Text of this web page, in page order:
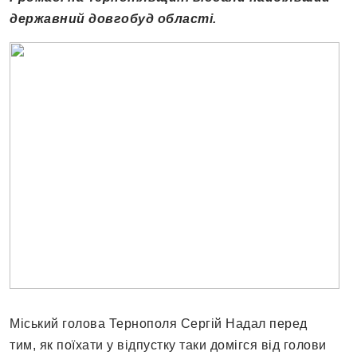
державний довгобуд області.
Міський голова Тернополя Сергій Надал перед
тим, як поїхати у відпустку таки домігся від голови